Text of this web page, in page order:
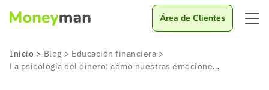
Área de Clientes
Inicio > Blog > Educación financiera >
La psicología del dinero: cómo nuestras emociones afectan nuestras decisiones financieras